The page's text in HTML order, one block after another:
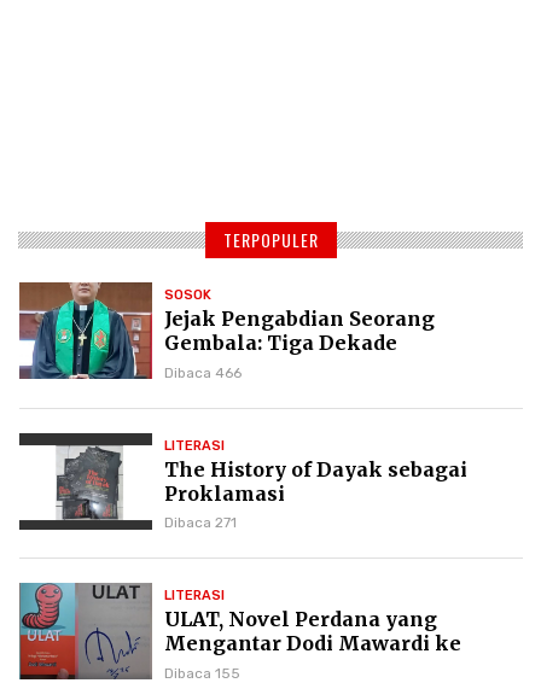
TERPOPULER
SOSOK
Jejak Pengabdian Seorang
Gembala: Tiga Dekade
Kepemimpinan Pdt. Dr. Yulius
Dibaca 466
LITERASI
The History of Dayak sebagai
Proklamasi
Dibaca 271
LITERASI
ULAT, Novel Perdana yang
Mengantar Dodi Mawardi ke
Puncak Karier Kepenulisan
Dibaca 155